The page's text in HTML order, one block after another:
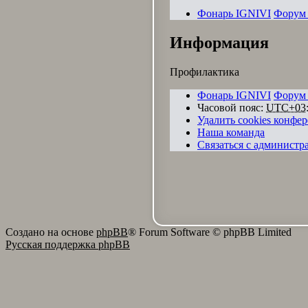
Фонарь IGNIVI
Информация
Профилактика
Фонарь IGNIVI
Часовой пояс:
Удалить cookies
Наша команда
Связаться с
Создано на основе phpBB® Forum Software © phpBB Limited
Русская поддержка phpBB